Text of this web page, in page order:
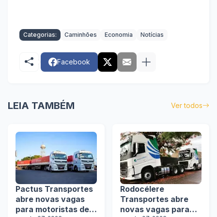
Categorias: Caminhões Economia Notícias
Facebook
LEIA TAMBÉM Ver todos
Pactus Transportes
abre novas vagas
para motoristas de
Rodocélere
Transportes abre
novas vagas para